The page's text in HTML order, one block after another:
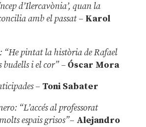
d’Ilercavònia’, quan la
amb el passat– Karol
“He pintat la història de Rafael
budells i el cor” –Óscar Mora
– Toni Sabater
“L’accés al professorat
espais grisos”– Alejandro